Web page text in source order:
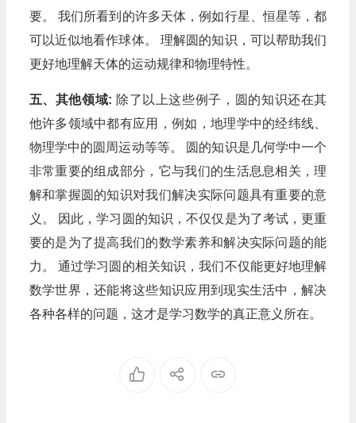
要。 我们所看到的许多天体，例如行星、恒星等，都
可以近似地看作球体。 理解圆的知识，可以帮助我们
更好地理解天体的运动规律和物理特性。
五、其他领域: 除了以上这些例子，圆的知识还在其
他许多领域中都有应用，例如，地理学中的经纬线、
物理学中的圆周运动等等。 圆的知识是几何学中一个
非常重要的组成部分，它与我们的生活息息相关，理
解和掌握圆的知识对我们解决实际问题具有重要的意
义。 因此，学习圆的知识，不仅仅是为了考试，更重
要的是为了提高我们的数学素养和解决实际问题的能
力。 通过学习圆的相关知识，我们不仅能更好地理解
数学世界，还能将这些知识应用到现实生活中，解决
各种各样的问题，这才是学习数学的真正意义所在。